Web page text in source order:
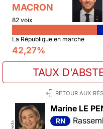
MACRON
82 voix
La République en marche
42,27%
TAUX
RETOUR AUX
Marine LE
RN